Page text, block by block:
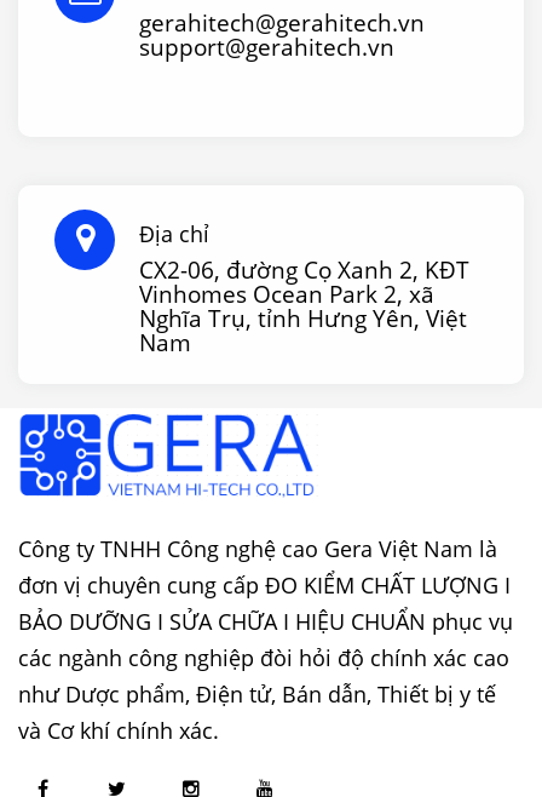
gerahitech@gerahitech.vn
support@gerahitech.vn
Địa chỉ
CX2-06, đường Cọ Xanh 2, KĐT
Vinhomes Ocean Park 2, xã
Nghĩa Trụ, tỉnh Hưng Yên, Việt
Nam
Công ty TNHH Công nghệ cao Gera Việt Nam là
đơn vị chuyên cung cấp ĐO KIỂM CHẤT LƯỢNG I
BẢO DƯỠNG I SỬA CHỮA I HIỆU CHUẨN phục vụ
các ngành công nghiệp đòi hỏi độ chính xác cao
như Dược phẩm, Điện tử, Bán dẫn, Thiết bị y tế
và Cơ khí chính xác.